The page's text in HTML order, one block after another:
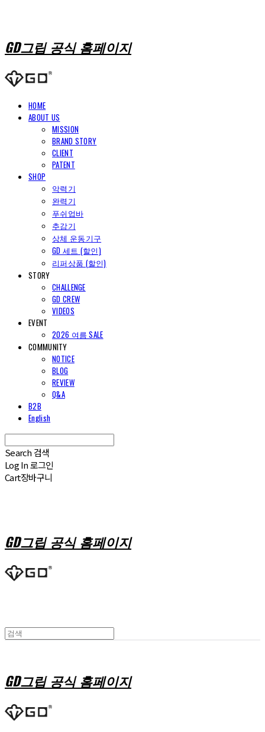
GD그립 공식 홈페이지
HOME
ABOUT US
MISSION
BRAND STORY
CLIENT
PATENT
SHOP
악력기
완력기
푸쉬업바
추감기
상체 운동기구
GD 세트 (할인)
리퍼상품 (할인)
STORY
CHALLENGE
GD CREW
VIDEOS
EVENT
2026 여름 SALE
COMMUNITY
NOTICE
BLOG
REVIEW
Q&A
B2B
English
Search 검색
Log In로그인
Cart장바구니
GD그립 공식 홈페이지
GD그립 공식 홈페이지